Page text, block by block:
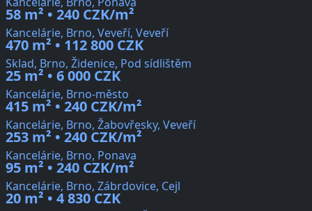
58 m² • 240 CZK/m²
Kancelárie, Brno, Veveří, Veveří
470 m² • 112 800 CZK
Sklad, Brno, Židenice, Pod sídlištěm
25 m² • 6 000 CZK
Kancelárie, Brno-město
415 m² • 240 CZK/m²
Kancelárie, Brno, Žabovřesky, Veveří
253 m² • 240 CZK/m²
Kancelárie, Brno, Ponava
95 m² • 240 CZK/m²
Kancelárie, Brno, Zábrdovice, Cejl
20 m² • 4 830 CZK